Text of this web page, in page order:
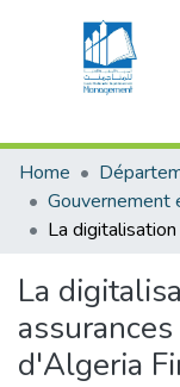
Home
La
d'Algeria